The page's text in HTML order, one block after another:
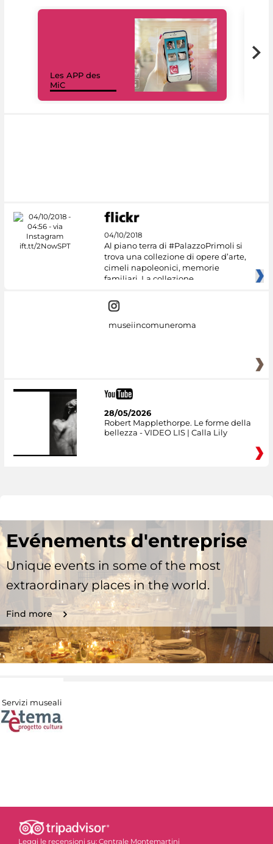
Les APP des
MiC
04/10/2018
Al piano terra di #PalazzoPrimoli si
trova una collezione di opere d’arte,
cimeli napoleonici, memorie
familiari. La collezione
museiincomuneroma
28/05/2026
Robert Mapplethorpe. Le forme della
bellezza - VIDEO LIS | Calla Lily
Evénements d'entreprise
Unique events in some of the most
extraordinary places in the world.
Find more
Servizi museali
Leggi le recensioni su: Centrale Montemartini